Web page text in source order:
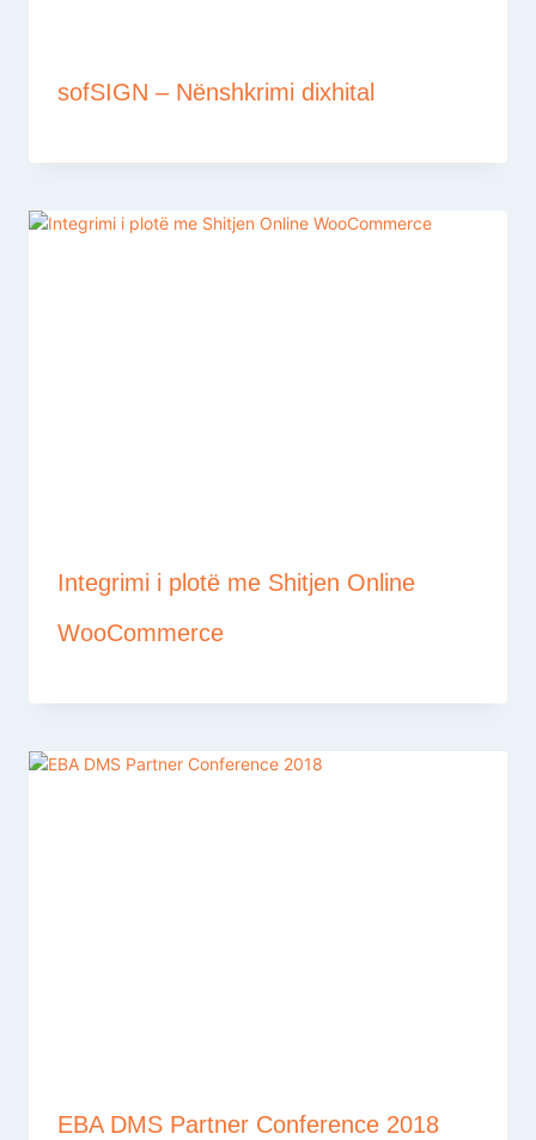
sofSIGN – Nënshkrimi dixhital
Integrimi i plotë me Shitjen Online
WooCommerce
EBA DMS Partner Conference 2018